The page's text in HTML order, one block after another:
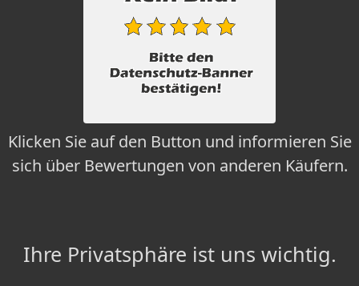
Klicken Sie auf den Button und informieren Sie
sich über Bewertungen von anderen Käufern.
Ihre Privatsphäre ist uns wichtig.